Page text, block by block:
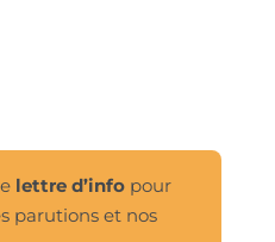
à
que
la
lettre d’infopour
parutions et nos